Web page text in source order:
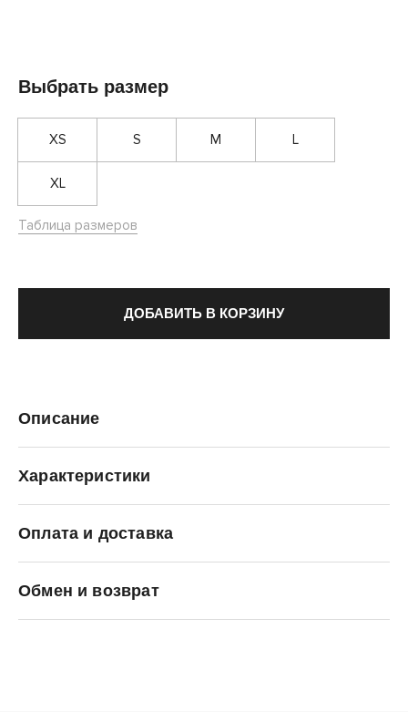
Выбрать размер
XS S M L
XL
Таблица размеров
ДОБАВИТЬ В КОРЗИНУ
Описание
Характеристики
Оплата и доставка
Обмен и возврат